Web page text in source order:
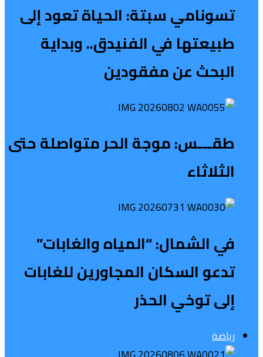
تسونامي سبتة: الحياة تعود إلى
طبيعتها في الفنيدق.. وبداية
البحث عن مفقودين
طقـــس: موجة الحر متواصلة حتى
الثلاثاء
في الشمال: “المياه والغابات”
تدعو السكان المجاورين للغابات
إلى توخي الحذر
رياضة